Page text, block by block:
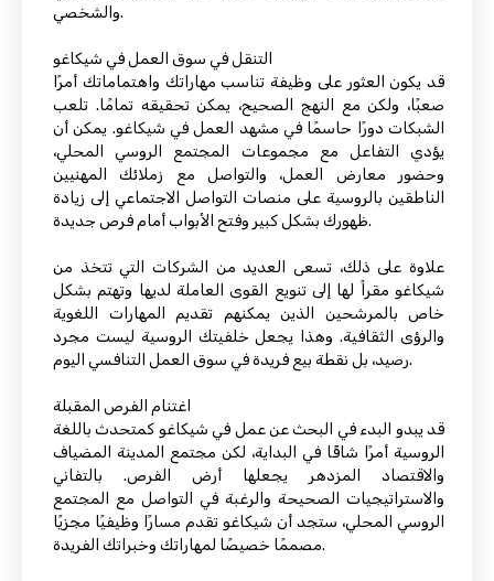
والشخصي.
التنقل في سوق العمل في شيكاغو
قد يكون العثور على وظيفة تناسب مهاراتك واهتماماتك أمرًا
صعبًا، ولكن مع النهج الصحيح، يمكن تحقيقه تمامًا. تلعب
الشبكات دورًا حاسمًا في مشهد العمل في شيكاغو. يمكن أن
يؤدي التفاعل مع مجموعات المجتمع الروسي المحلي،
وحضور معارض العمل، والتواصل مع زملائك المهنيين
الناطقين بالروسية على منصات التواصل الاجتماعي إلى زيادة
ظهورك بشكل كبير وفتح الأبواب أمام فرص جديدة.
علاوة على ذلك، تسعى العديد من الشركات التي تتخذ من
شيكاغو مقراً لها إلى تنويع القوى العاملة لديها وتهتم بشكل
خاص بالمرشحين الذين يمكنهم تقديم المهارات اللغوية
والرؤى الثقافية. وهذا يجعل خلفيتك الروسية ليست مجرد
رصيد، بل نقطة بيع فريدة في سوق العمل التنافسي اليوم.
اغتنام الفرص المقبلة
قد يبدو البدء في البحث عن عمل في شيكاغو كمتحدث باللغة
الروسية أمرًا شاقًا في البداية، لكن مجتمع المدينة المضياف
والاقتصاد المزدهر يجعلها أرض الفرص. بالتفاني
والاستراتيجيات الصحيحة والرغبة في التواصل مع المجتمع
الروسي المحلي، ستجد أن شيكاغو تقدم مسارًا وظيفيًا مجزيًا
مصممًا خصيصًا لمهاراتك وخبراتك الفريدة.